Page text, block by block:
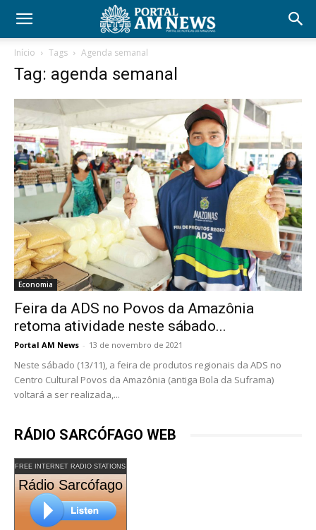
Início Tags Agenda semanal
Tag: agenda semanal
Economia
Feira da ADS no Povos da Amazônia
retoma atividade neste sábado...
Portal AM News - 13 de novembro de 2021
Neste sábado (13/11), a feira de produtos regionais da ADS no
Centro Cultural Povos da Amazônia (antiga Bola da Suframa)
voltará a ser realizada,...
RÁDIO SARCÓFAGO WEB
FREE INTERNET RADIO STATIONS
Rádio Sarcófago